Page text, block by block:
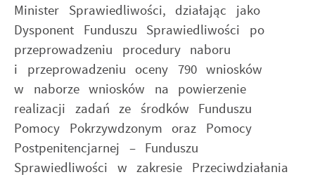
Minister Sprawiedliwości, działając jako
Dysponent Funduszu Sprawiedliwości po
przeprowadzeniu procedury naboru
i przeprowadzeniu oceny 790 wniosków
w naborze wniosków na powierzenie
realizacji zadań ze środków Funduszu
Pomocy Pokrzywdzonym oraz Pomocy
Postpenitencjarnej – Funduszu
Sprawiedliwości w zakresie Przeciwdziałania
funkcjonalności.
naszych komunikatów na podstawie analizy Twoich
upodobań oraz Twoich zwyczajów dotyczących
przeglądanej witryny internetowej. Treści promocyjne
mogą pojawić się na stronach podmiotów trzecich
lub firm będących naszymi partnerami oraz innych
dostawców usług. Firmy te działają w charakterze
pośredników prezentujących nasze treści w postaci
wiadomości, ofert, komunikatów mediów
społecznościowych.
Więcej